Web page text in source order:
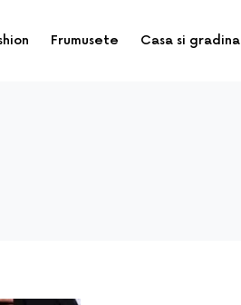
Frumusete Casa si gradina